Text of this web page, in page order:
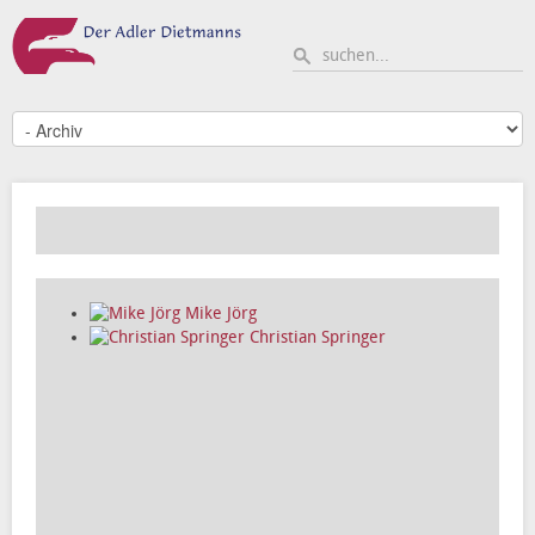
Mike Jörg
Christian Springer